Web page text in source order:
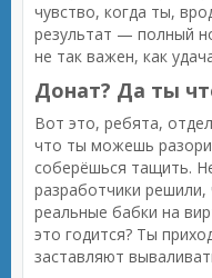
чувство, когда ты,
результат — полный
не так важен, как
Донат? Да ты
Вот это, ребята,
что ты можешь
соберёшься тащить.
разработчики
реальные бабки на
это годится? Ты
заставляют